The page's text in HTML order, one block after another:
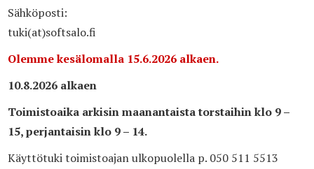
Sähköposti:
tuki(at)softsalo.fi
Olemme kesälomalla 15.6.2026 alkaen.
10.8.2026 alkaen
Toimistoaika arkisin maanantaista torstaihin klo 9 –
15, perjantaisin klo 9 – 14.
Käyttötuki toimistoajan ulkopuolella p. 050 511 5513